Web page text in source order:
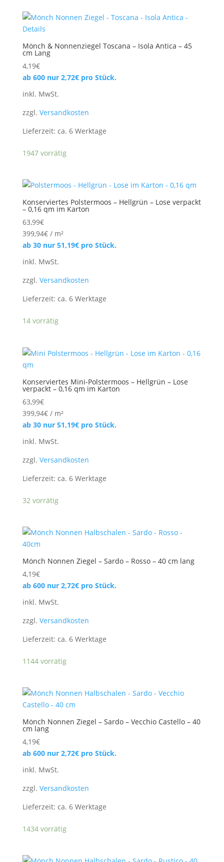
Mönch & Nonnenziegel Toscana – Isola Antica – 45
cm Lang
4,19€
ab 600 nur 2,72€pro Stück.
inkl. MwSt.
zzgl. Versandkosten
Lieferzeit: ca. 6 Werktage
1947 vorrätig
Konserviertes Polstermoos – Hellgrün – Lose verpackt
– 0,16 qm im Karton
63,99€
399,94€/ m²
ab 30 nur 51,19€pro Stück.
inkl. MwSt.
zzgl. Versandkosten
Lieferzeit: ca. 6 Werktage
14 vorrätig
Konserviertes Mini-Polstermoos – Hellgrün – Lose
verpackt – 0,16 qm im Karton
63,99€
399,94€/ m²
ab 30 nur 51,19€pro Stück.
inkl. MwSt.
zzgl. Versandkosten
Lieferzeit: ca. 6 Werktage
32 vorrätig
Mönch Nonnen Ziegel – Sardo – Rosso – 40 cm lang
4,19€
ab 600 nur 2,72€pro Stück.
inkl. MwSt.
zzgl. Versandkosten
Lieferzeit: ca. 6 Werktage
1144 vorrätig
Mönch Nonnen Ziegel – Sardo – Vecchio Castello – 40
cm lang
4,19€
ab 600 nur 2,72€pro Stück.
inkl. MwSt.
zzgl. Versandkosten
Lieferzeit: ca. 6 Werktage
1434 vorrätig